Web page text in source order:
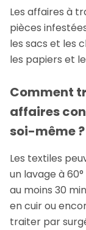
Les affaires à
pièces
les sacs et les
les papiers et
Comment
affaires
soi-même ?
Les textiles
un lavage à
au moins 30
en cuir ou
traiter par